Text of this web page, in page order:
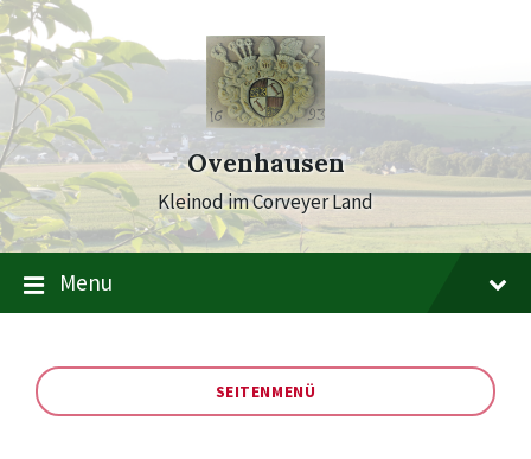
Skip
to
content
Skip
to
main
navigation
Skip
to
footer
Ovenhausen
Kleinod im Corveyer Land
Menu
SEITENMENÜ